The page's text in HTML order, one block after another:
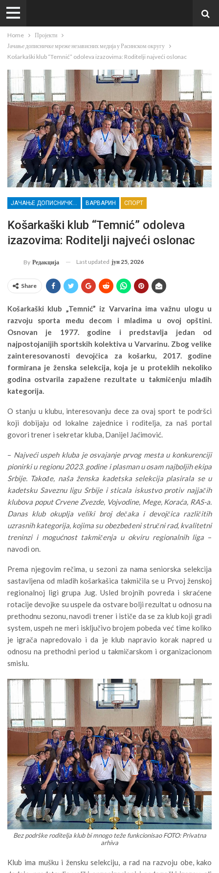
Home
Пројекти
Јачање дописничке мреже независних медија у Расинском округу
Košarkaški klub “Temnić” odoleva izazovima: Roditelji najveći oslonac
ВАРВАРИН СПОРТ
Košarkaški klub “Temnić” odoleva
izazovima: Roditelji najveći oslonac
By Редакција Last updated јун 25, 2026
Share
Košarkaški klub „Temnić” iz Varvarina ima važnu ulogu u
razvoju sporta među decom i mladima u ovoj opštini.
Osnovan je 1977. godine i predstavlja jedan od
najpostojanijih sportskih kolektiva u Varvarinu. Zbog velike
zainteresovanosti devojčica za košarku, 2017. godine
formirana je ženska selekcija, koja je u proteklih nekoliko
godina ostvarila zapažene rezultate u takmičenju mlađih
kategorija.
O stanju u klubu, interesovanju dece za ovaj sport te podršci
koji dobijaju od lokalne zajednice i roditelja, za naš portal
govori trener i sekretar kluba, Danijel Jaćimović.
– Najveći uspeh kluba je osvajanje prvog mesta u konkurenciji
pionirki u regionu 2023. godine i plasman u osam najboljih ekipa
Srbije. Takođe, naša ženska kadetska selekcija plasirala se u
kadetsku Saveznu ligu Srbije i sticala iskustvo protiv najjačih
klubova poput Crvene Zvezde, Vojvodine, Mege, Koraća, RAS-a.
Danas klub okuplja veliki broj dečaka i devojčica različitih
uzrasnih kategorija, kojima su obezbeđeni stručni rad, kvalitetni
treninzi i mogućnost takmičenja u okviru regionalnih liga –
navodi on.
Prema njegovim rečima, u sezoni za nama seniorska selekcija
sastavljena od mladih košarkašica takmičila se u Prvoj ženskoj
regionalnoj ligi grupa Jug. Usled brojnih povreda i skraćene
rotacije devojke su uspele da ostvare bolji rezultat u odnosu na
prethodnu sezonu, navodi trener i ističe da se za klub koji gradi
system, uspeh ne meri isključivo brojem pobeda već time koliko
je igrača napredovalo i da je klub napravio korak napred u
odnosu na prethodni period u takmičarskom i organizacionom
smislu.
Bez podrške roditelja klub bi mnogo teže funkcionisao FOTO: Privatna
arhiva
Klub ima mušku i žensku selekciju, a rad na razvoju obe, kako